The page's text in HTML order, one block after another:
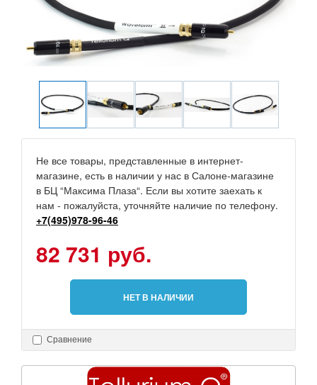
Не все товары, представленные в интернет-
магазине, есть в наличии у нас в Салоне-магазине
в БЦ “Максима Плаза“. Если вы хотите заехать к
нам - пожалуйста, уточняйте наличие по телефону.
+7(495)978-96-46
82 731 руб.
НЕТ В НАЛИЧИИ
Сравнение